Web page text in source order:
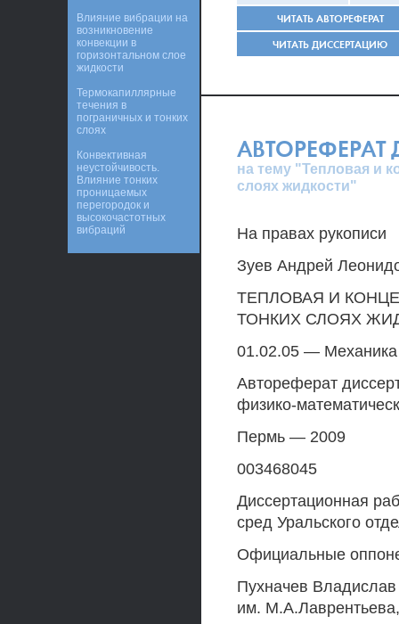
ЧИТАТЬ АВТОРЕФЕРАТ
ЧИТАТЬ ДИССЕРТАЦИЮ
АВТОРЕФЕРАТ
на тему "Тепловая и
слоях жидкости"
На правах рукописи
Зуев Андрей
ТЕПЛОВАЯ И
ТОНКИХ СЛОЯХ
01.02.05 — Механика
Автореферат
физико-
Пермь — 2009
003468045
Диссертационная
сред Уральского
Официальные
Пухначев
им.
Влияние вибрации на
возникновение
конвекции в
горизонтальном слое
жидкости
Термокапиллярные
течения в
пограничных и тонких
слоях
Конвективная
неустойчивость.
Влияние тонких
проницаемых
перегородок и
высокочастотных
вибраций